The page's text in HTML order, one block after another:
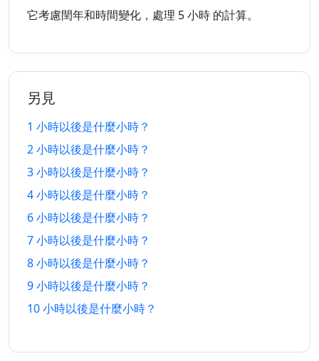
以前
7/8/2026
以後
7/8/2026
7 小時
以前
7 小時
以後
8 小時
以前
9 小時
以前
7/8/2026
10 小時
以前
11 小時
以前
7/8/2026
12 小時
以前
7/8/2026
7/8/2026 8/8/2026
它考慮閏年和時間變化，處理 5 小時 的計算。
另見
1 小時以後是什麼小時？
2 小時以後是什麼小時？
3 小時以後是什麼小時？
4 小時以後是什麼小時？
6 小時以後是什麼小時？
7 小時以後是什麼小時？
8 小時以後是什麼小時？
9 小時以後是什麼小時？
10 小時以後是什麼小時？